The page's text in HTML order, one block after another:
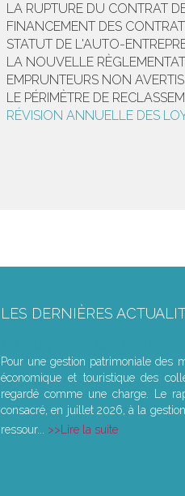
LA RUPTURE DU CONTRAT
FINANCEMENT DES
STATUT DE L'AUTO-
LA NOUVELLE
EMPRUNTEURS NON
LE PÉRIMÈTRE DE
RÉVISION ANNUELLE DES
LES DERNIÈRES
Pour une gestion patrimoniale des
économique et touristique des
regardé comme une charge. Le
consacré, en juillet 2026, à la
ressour...
Lire la suite